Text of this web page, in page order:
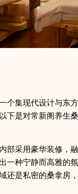
个集现代设计与东
下是对常新阁养生
部采用豪华装修，
一种宁静而高雅的
还是私密的桑拿房